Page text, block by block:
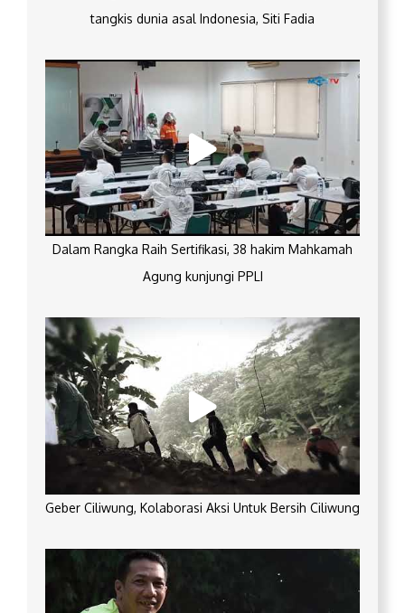
tangkis dunia asal Indonesia, Siti Fadia
Dalam Rangka Raih Sertifikasi, 38 hakim Mahkamah
Agung kunjungi PPLI
Geber Ciliwung, Kolaborasi Aksi Untuk Bersih Ciliwung